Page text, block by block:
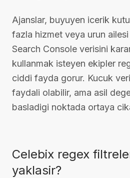
Ajanslar, buyuyen icerik
fazla hizmet veya urun
Search Console verisini
kullanmak isteyen ekipler
ciddi fayda gorur. Kucuk
faydali olabilir, ama asil
basladigi noktada ortaya
Celebix regex
yaklasir?